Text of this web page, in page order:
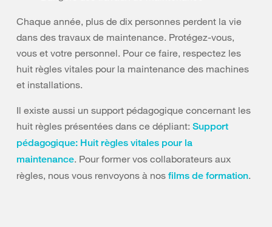
Chaque année, plus de dix personnes perdent la vie
dans des travaux de maintenance. Protégez-vous,
vous et votre personnel. Pour ce faire, respectez les
huit règles vitales pour la maintenance des machines
et installations.
Il existe aussi un support pédagogique concernant les
huit règles présentées dans ce dépliant: Support
pédagogique: Huit règles vitales pour la
maintenance. Pour former vos collaborateurs aux
règles, nous vous renvoyons à nos films de formation.